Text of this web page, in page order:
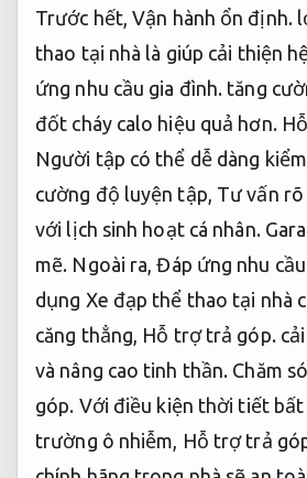
Trước hết,Vận hành ổn định.
thao tại nhà là giúp cải thiện
ứng nhu cầu gia đình. tăng
đốt cháy calo hiệu quả hơn.
Người tập có thể dễ dàng
cường độ luyện tập, Tư vấn rõ
với lịch sinh hoạt cá nhân.
mẽ. Ngoài ra,Đáp ứng nhu
dụng Xe đạp thể thao tại nhà
căng thẳng, Hỗ trợ trả góp.
và nâng cao tinh thần. Chăm
góp. Với điều kiện thời tiết bất
trường ô nhiễm, Hỗ trợ trả